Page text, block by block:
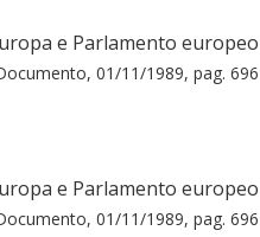
e Parlamento europeo
01/11/1989, pag. 696
e Parlamento europeo
01/11/1989, pag. 696